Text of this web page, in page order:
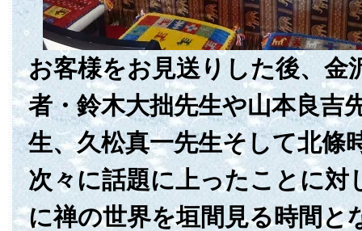
お客様をお見送りした後、金
者・鈴木大拙先生や山本良吉
生、久松真一先生そして北條
次々に話題に上ったことに対
に禅の世界を垣間見る時間と